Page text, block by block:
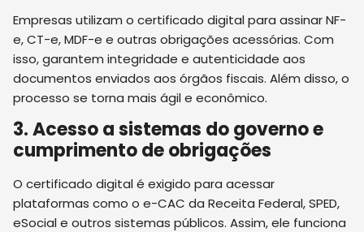
Empresas utilizam o certificado digital para assinar NF-
e, CT-e, MDF-e e outras obrigações acessórias. Com
isso, garantem integridade e autenticidade aos
documentos enviados aos órgãos fiscais. Além disso, o
processo se torna mais ágil e econômico.
3. Acesso a sistemas do governo e
cumprimento de obrigações
O certificado digital é exigido para acessar
plataformas como o e-CAC da Receita Federal, SPED,
eSocial e outros sistemas públicos. Assim, ele funciona